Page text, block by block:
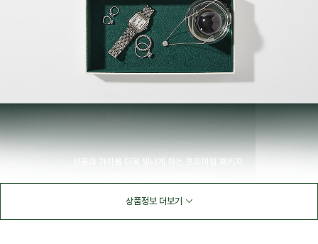
상품정보 더보기